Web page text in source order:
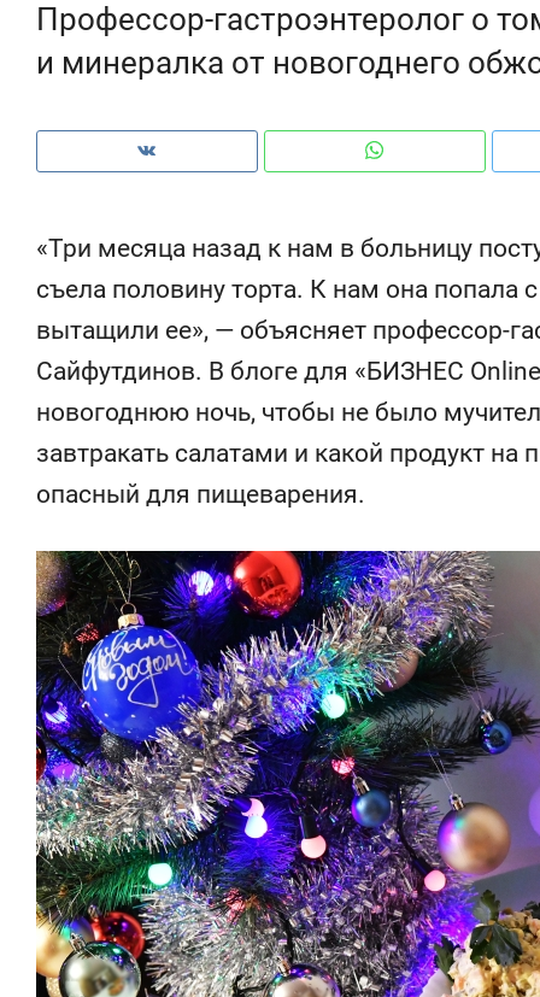
Профессор-гастроэнтеролог о
и минералка от новогоднего
«Три месяца назад к нам в больницу
съела половину торта. К нам она попала
вытащили ее», — объясняет профессор-
Сайфутдинов. В блоге для «БИЗНЕС
новогоднюю ночь, чтобы не было
завтракать салатами и какой продукт
опасный для пищеварения.
Рекомендуем
150 камер до квартиры и Face
ID вместо ключа: какой будет
безопасность в ЖК «Нова»
Рекомендуем
Опыт
природе,
с